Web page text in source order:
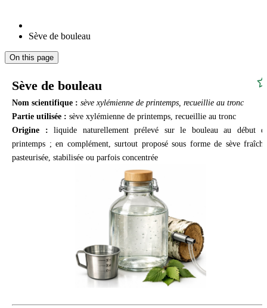
Sève de bouleau
On this page
Sève de bouleau
Nom scientifique : sève xylémienne de printemps, recueillie au tronc
Partie utilisée : sève xylémienne de printemps, recueillie au tronc
Origine :
liquide naturellement prélevé sur le bouleau au début
printemps ; en complément, surtout proposé sous forme de sève
pasteurisée, stabilisée ou parfois concentrée